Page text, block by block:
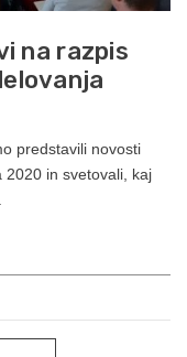
na razpis
predstavili novosti
2020 in svetovali, kaj